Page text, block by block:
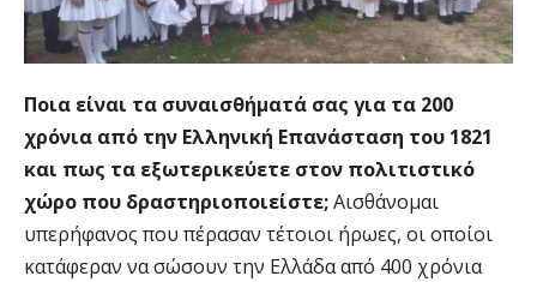
Ποια είναι τα συναισθήματά σας για τα 200
χρόνια από την Ελληνική Επανάσταση του 1821
και πως τα εξωτερικεύετε στον πολιτιστικό
χώρο που δραστηριοποιείστε;Αισθάνομαι
υπερήφανος που πέρασαν τέτοιοι ήρωες, οι οποίοι
κατάφεραν να σώσουν την Ελλάδα από 400 χρόνια